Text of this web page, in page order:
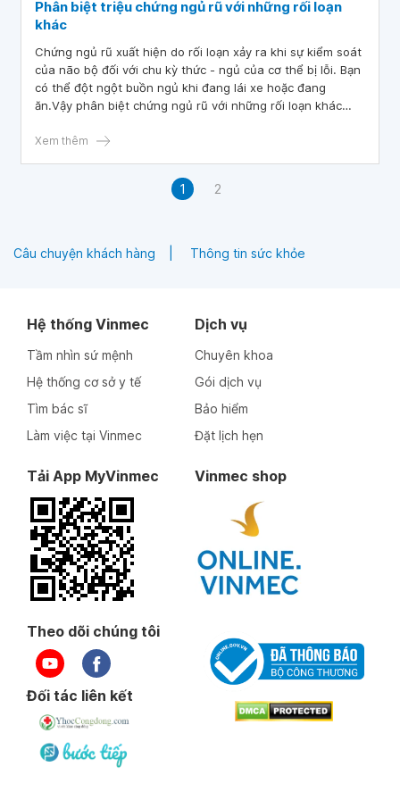
Phân biệt triệu chứng ngủ rũ với những rối loạn
khác
Chứng ngủ rũ xuất hiện do rối loạn xảy ra khi sự kiểm soát
của não bộ đối với chu kỳ thức - ngủ của cơ thể bị lỗi. Bạn
có thể đột ngột buồn ngủ khi đang lái xe hoặc đang
ăn.Vậy phân biệt chứng ngủ rũ với những rối loạn khác
Xem thêm
1 2
Câu chuyện khách hàng Thông tin sức khỏe
Hệ thống Vinmec
Tầm nhìn sứ mệnh
Hệ thống cơ sở y tế
Tìm bác sĩ
Làm việc tại Vinmec
Dịch vụ
Chuyên khoa
Gói dịch vụ
Bảo hiểm
Đặt lịch hẹn
Tải App MyVinmec Vinmec shop
Theo dõi chúng tôi
Đối tác liên kết